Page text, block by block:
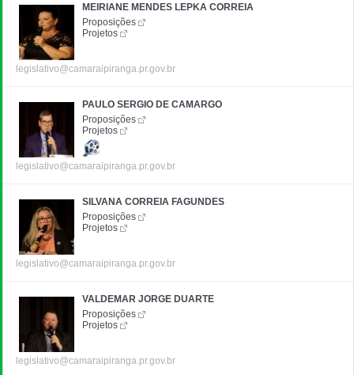
MEIRIANE MENDES LEPKA CORREIA
Proposições
Projetos
legislativo@camaraipiranga.pr.gov.br
PAULO SERGIO DE CAMARGO
Proposições
Projetos
legislativo@camaraipiranga.pr.gov.br
SILVANA CORREIA FAGUNDES
Proposições
Projetos
legislativo@camaraipiranga.pr.gov.br
VALDEMAR JORGE DUARTE
Proposições
Projetos
legislativo@camaraipiranga.pr.gov.br